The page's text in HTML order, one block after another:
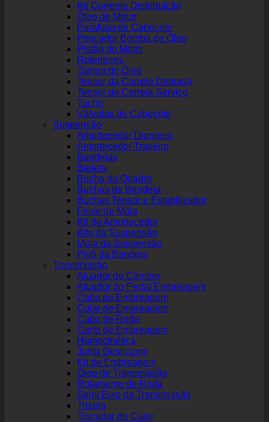
Kit Corrente Distribuição
Óleo de Motor
Parafuso de Cabeçote
Pescador Bomba de Óleo
Pistão do Motor
Retentores
Tampa do Óleo
Tensor da Correia Dentada
Tensor da Correia Serviço
Tucho
Válvulas de Cabeçote
Suspensão
Amortecedor Dianteiro
Amortecedor Traseiro
Bandejas
Bieleta
Bucha do Quadro
Buchas da Bandeja
Buchas Tensor e Estabilizador
Feixe de Mola
Kit do Amortecedor
Kits da Suspensão
Mola da Suspensão
Pivô da Bandeja
Transmissão
Atuador do Câmbio
Atuador do Pedal Embreagem
Cabo de Embreagem
Colar de Embreagem
Cubo de Roda
Garfo de Embreagem
Homocinética
Junta Deslizante
Kit de Embreagem
Óleo de Transmissão
Rolamento de Roda
Semi Eixo da Transmissão
Trizeta
Trocador de Calor